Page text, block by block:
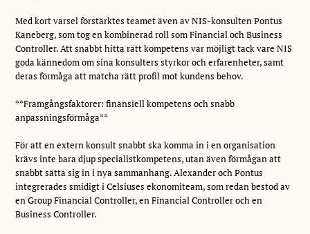
Med kort varsel förstärktes teamet även av NIS-konsulten Pontus
Kaneberg, som tog en kombinerad roll som Financial och Business
Controller. Att snabbt hitta rätt kompetens var möjligt tack vare NIS
goda kännedom om sina konsulters styrkor och erfarenheter, samt
deras förmåga att matcha rätt profil mot kundens behov.
**Framgångsfaktorer: finansiell kompetens och snabb
anpassningsförmåga**
För att en extern konsult snabbt ska komma in i en organisation
krävs inte bara djup specialistkompetens, utan även förmågan att
snabbt sätta sig in i nya sammanhang. Alexander och Pontus
integrerades smidigt i Celsiuses ekonomiteam, som redan bestod av
en Group Financial Controller, en Financial Controller och en
Business Controller.